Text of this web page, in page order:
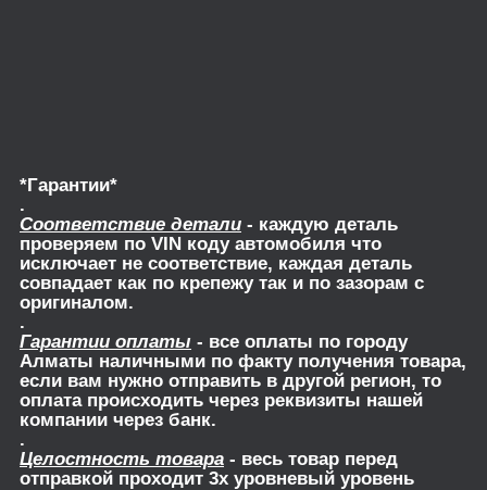
*Гарантии*
.
Соответствие детали - каждую деталь
проверяем по VIN коду автомобиля что
исключает не соответствие, каждая деталь
совпадает как по крепежу так и по зазорам с
оригиналом.
.
Гарантии оплаты - все оплаты по городу
Алматы наличными по факту получения товара,
если вам нужно отправить в другой регион, то
оплата происходить через реквизиты нашей
компании через банк.
.
Целостность товара - весь товар перед
отправкой проходит 3х уровневый уровень